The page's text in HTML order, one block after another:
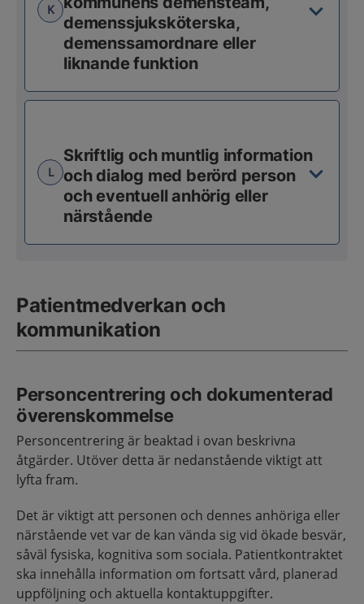
K
demenssjuksköterska,
demenssamordnare eller
liknande funktion
L
Skriftlig och muntlig information
och dialog med berörd person
och eventuell anhörig eller
närstående
Patientmedverkan och
kommunikation
Personcentrering och dokumenterad
överenskommelse
Personcentrering är beaktad i ovan beskrivna
åtgärder. Utöver detta är nedanstående viktigt att
lyfta fram.
Det är viktigt att personen och dennes anhöriga eller
närstående vet var de kan vända sig vid ökade besvär,
såväl fysiska, kognitiva som sociala. Patientkontraktet
ska innehålla information om fortsatt vård, planerad
uppföljning och aktuella kontaktuppgifter.